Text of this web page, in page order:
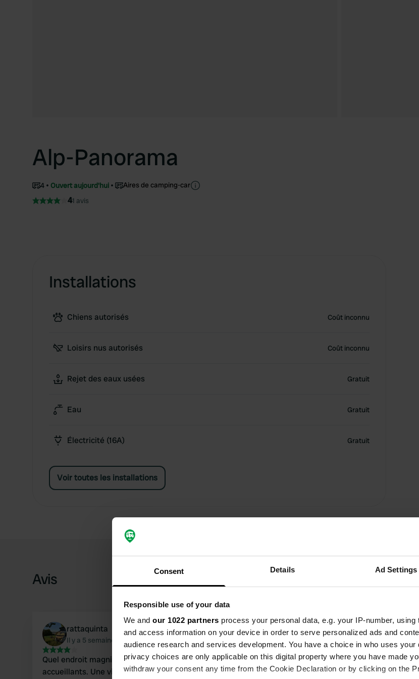
Consent Details Ad Settings
Responsible use of your data
We and our 1022 partners process your personal data, e.g. your IP-number,
and access information on your device in order to serve personalized ads and
audience research and services development. You have a choice in who uses
privacy choices are only applicable on this digital property where you have made
withdraw your consent any time from the Cookie Declaration or by clicking on the
Alp-Panorama
4 Ouvert aujourd'hui Aires de camping-car
41 avis
Installations
Chiens autorisés Coût inconnu
Loisirs nus autorisés Coût inconnu
Rejet des eaux usées Gratuit
Eau Gratuit
Électricité (16A) Gratuit
Voir toutes les installations
Avis
rattaquinta
Il y a 5 semaines
Quel endroit magnifique ! Vue imprenable. Les propriétaires sont très
accueillants. Une vieille grange couverte propose café, thé, boissons et en-